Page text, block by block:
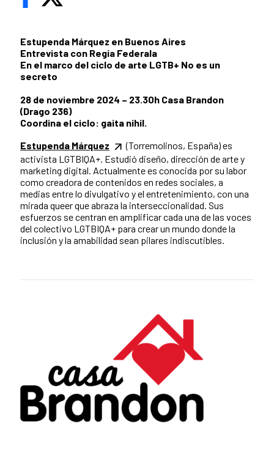
Estupenda Márquez en Buenos Aires
Entrevista con Regia Federala
En el marco del ciclo de arte LGTB+ No es un
secreto
28 de noviembre 2024 – 23.30h Casa Brandon
(Drago 236)
Coordina el ciclo: gaita nihil.
Estupenda Márquez
(Torremolinos, España) es
activista LGTBIQA+. Estudió diseño, dirección de arte y
marketing digital. Actualmente es conocida por su labor
como creadora de contenidos en redes sociales, a
medias entre lo divulgativo y el entretenimiento, con una
mirada queer que abraza la interseccionalidad. Sus
esfuerzos se centran en amplificar cada una de las voces
del colectivo LGTBIQA+ para crear un mundo donde la
inclusión y la amabilidad sean pilares indiscutibles.